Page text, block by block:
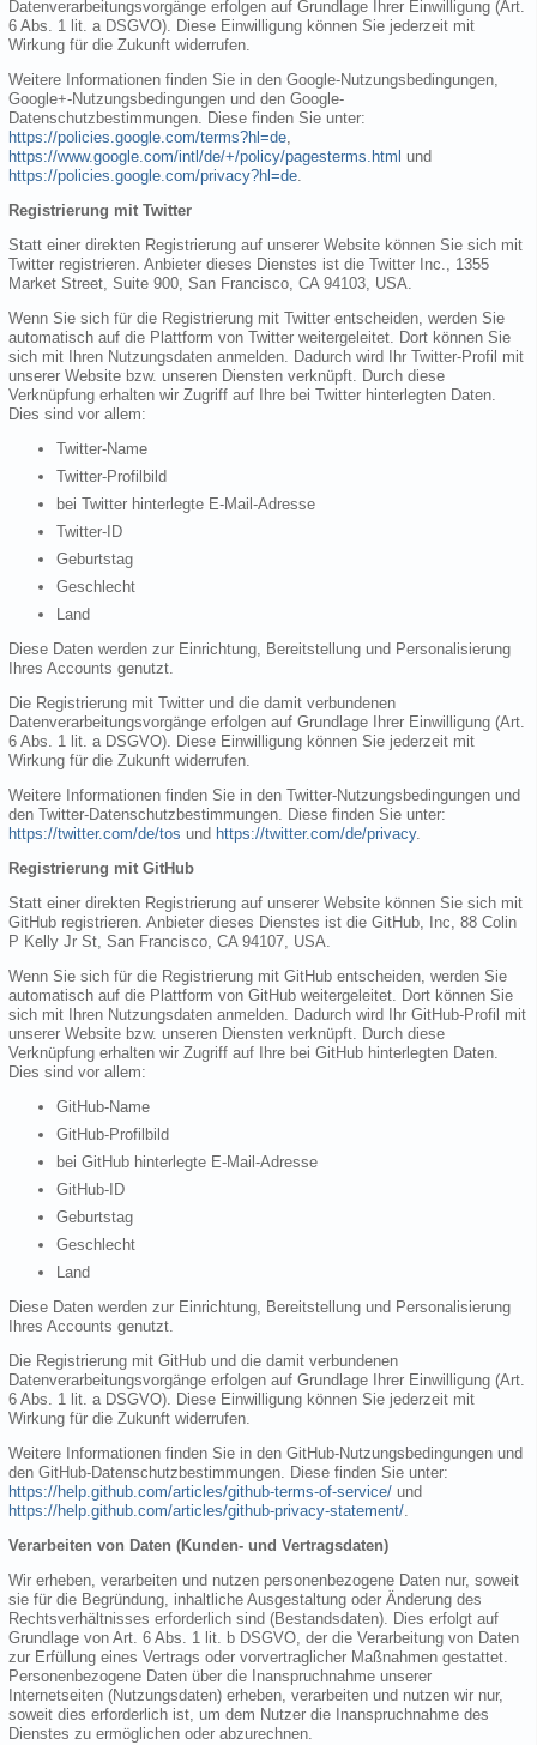
Datenverarbeitungsvorgänge erfolgen auf Grundlage Ihrer Einwilligung (Art.
6 Abs. 1 lit. a DSGVO). Diese Einwilligung können Sie jederzeit mit
Wirkung für die Zukunft widerrufen.
Weitere Informationen finden Sie in den Google-Nutzungsbedingungen,
Google+-Nutzungsbedingungen und den Google-
Datenschutzbestimmungen. Diese finden Sie unter:
https://policies.google.com/terms?hl=de,
https://www.google.com/intl/de/+/policy/pagesterms.html und
https://policies.google.com/privacy?hl=de.
Registrierung mit Twitter
Statt einer direkten Registrierung auf unserer Website können Sie sich mit
Twitter registrieren. Anbieter dieses Dienstes ist die Twitter Inc., 1355
Market Street, Suite 900, San Francisco, CA 94103, USA.
Wenn Sie sich für die Registrierung mit Twitter entscheiden, werden Sie
automatisch auf die Plattform von Twitter weitergeleitet. Dort können Sie
sich mit Ihren Nutzungsdaten anmelden. Dadurch wird Ihr Twitter-Profil mit
unserer Website bzw. unseren Diensten verknüpft. Durch diese
Verknüpfung erhalten wir Zugriff auf Ihre bei Twitter hinterlegten Daten.
Dies sind vor allem:
Twitter-Name
Twitter-Profilbild
bei Twitter hinterlegte E-Mail-Adresse
Twitter-ID
Geburtstag
Geschlecht
Land
Diese Daten werden zur Einrichtung, Bereitstellung und Personalisierung
Ihres Accounts genutzt.
Die Registrierung mit Twitter und die damit verbundenen
Datenverarbeitungsvorgänge erfolgen auf Grundlage Ihrer Einwilligung (Art.
6 Abs. 1 lit. a DSGVO). Diese Einwilligung können Sie jederzeit mit
Wirkung für die Zukunft widerrufen.
Weitere Informationen finden Sie in den Twitter-Nutzungsbedingungen und
den Twitter-Datenschutzbestimmungen. Diese finden Sie unter:
https://twitter.com/de/tos und https://twitter.com/de/privacy.
Registrierung mit GitHub
Statt einer direkten Registrierung auf unserer Website können Sie sich mit
GitHub registrieren. Anbieter dieses Dienstes ist die GitHub, Inc, 88 Colin
P Kelly Jr St, San Francisco, CA 94107, USA.
Wenn Sie sich für die Registrierung mit GitHub entscheiden, werden Sie
automatisch auf die Plattform von GitHub weitergeleitet. Dort können Sie
sich mit Ihren Nutzungsdaten anmelden. Dadurch wird Ihr GitHub-Profil mit
unserer Website bzw. unseren Diensten verknüpft. Durch diese
Verknüpfung erhalten wir Zugriff auf Ihre bei GitHub hinterlegten Daten.
Dies sind vor allem:
GitHub-Name
GitHub-Profilbild
bei GitHub hinterlegte E-Mail-Adresse
GitHub-ID
Geburtstag
Geschlecht
Land
Diese Daten werden zur Einrichtung, Bereitstellung und Personalisierung
Ihres Accounts genutzt.
Die Registrierung mit GitHub und die damit verbundenen
Datenverarbeitungsvorgänge erfolgen auf Grundlage Ihrer Einwilligung (Art.
6 Abs. 1 lit. a DSGVO). Diese Einwilligung können Sie jederzeit mit
Wirkung für die Zukunft widerrufen.
Weitere Informationen finden Sie in den GitHub-Nutzungsbedingungen und
den GitHub-Datenschutzbestimmungen. Diese finden Sie unter:
https://help.github.com/articles/github-terms-of-service/ und
https://help.github.com/articles/github-privacy-statement/.
Verarbeiten von Daten (Kunden- und Vertragsdaten)
Wir erheben, verarbeiten und nutzen personenbezogene Daten nur, soweit
sie für die Begründung, inhaltliche Ausgestaltung oder Änderung des
Rechtsverhältnisses erforderlich sind (Bestandsdaten). Dies erfolgt auf
Grundlage von Art. 6 Abs. 1 lit. b DSGVO, der die Verarbeitung von Daten
zur Erfüllung eines Vertrags oder vorvertraglicher Maßnahmen gestattet.
Personenbezogene Daten über die Inanspruchnahme unserer
Internetseiten (Nutzungsdaten) erheben, verarbeiten und nutzen wir nur,
soweit dies erforderlich ist, um dem Nutzer die Inanspruchnahme des
Dienstes zu ermöglichen oder abzurechnen.